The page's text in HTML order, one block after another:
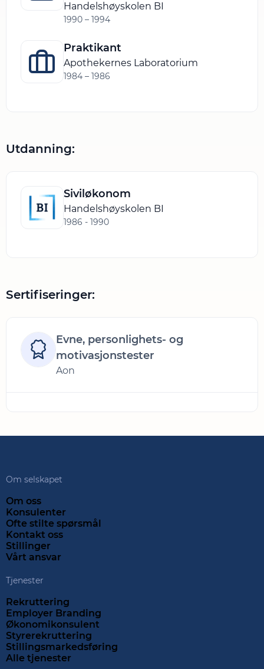
Handelshøyskolen BI
1990 – 1994
Praktikant
Apothekernes Laboratorium
1984 – 1986
Utdanning:
Siviløkonom
Handelshøyskolen BI
1986 - 1990
Sertifiseringer:
Evne, personlighets- og
motivasjonstester
Aon
Om selskapet
Om oss
Konsulenter
Ofte stilte spørsmål
Kontakt oss
Stillinger
Vårt ansvar
Tjenester
Rekruttering
Employer Branding
Økonomikonsulent
Styrerekruttering
Stillingsmarkedsføring
Alle tjenester